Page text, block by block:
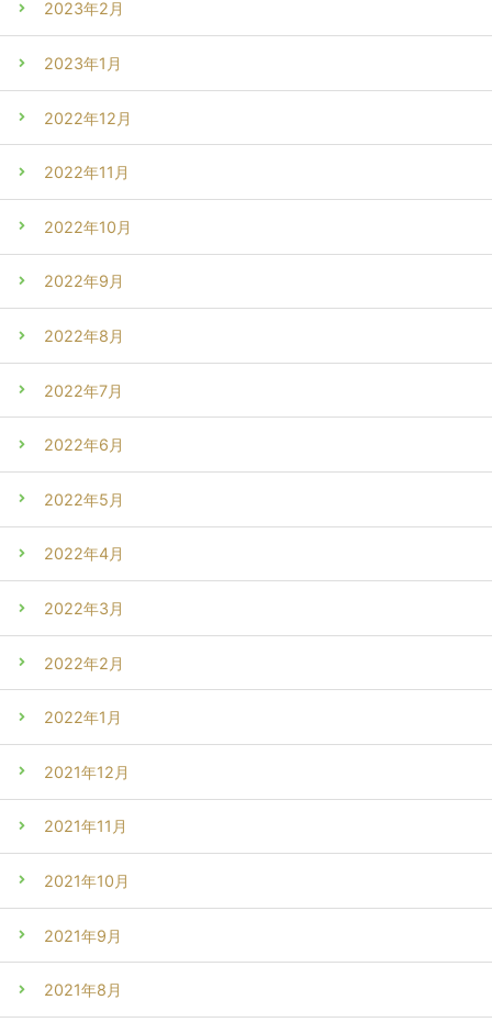
2023年2月
2023年1月
2022年12月
2022年11月
2022年10月
2022年9月
2022年8月
2022年7月
2022年6月
2022年5月
2022年4月
2022年3月
2022年2月
2022年1月
2021年12月
2021年11月
2021年10月
2021年9月
2021年8月